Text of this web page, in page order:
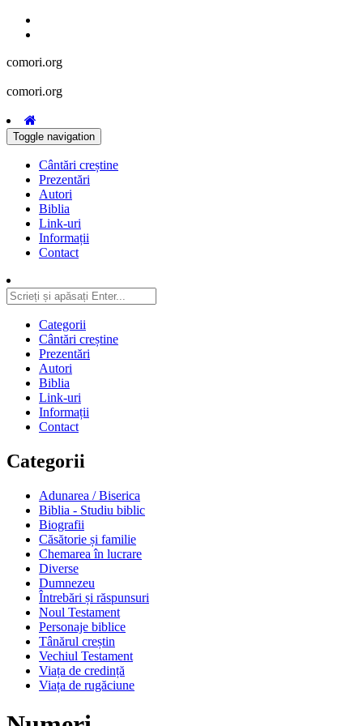
comori.org
comori.org
Toggle navigation
Cântări creștine
Prezentări
Autori
Biblia
Link-uri
Informații
Contact
Categorii
Cântări creștine
Prezentări
Autori
Biblia
Link-uri
Informații
Contact
Categorii
Adunarea / Biserica
Biblia - Studiu biblic
Biografii
Căsătorie și familie
Chemarea în lucrare
Diverse
Dumnezeu
Întrebări și răspunsuri
Noul Testament
Personaje biblice
Tânărul creștin
Vechiul Testament
Viața de credință
Viața de rugăciune